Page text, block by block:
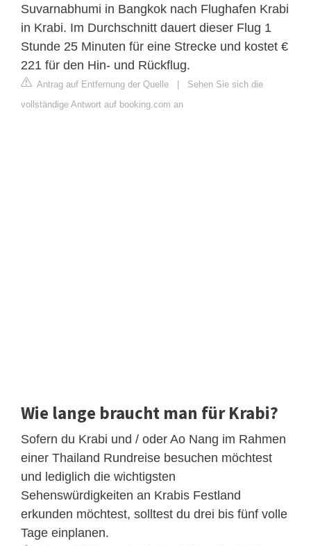
Suvarnabhumi in Bangkok nach Flughafen Krabi
in Krabi. Im Durchschnitt dauert dieser Flug 1
Stunde 25 Minuten für eine Strecke und kostet €
221 für den Hin- und Rückflug.
Antrag auf Entfernung der Quelle
Sehen Sie sich die
vollständige Antwort auf booking.com an
Wie lange braucht man für Krabi?
Sofern du Krabi und / oder Ao Nang im Rahmen
einer Thailand Rundreise besuchen möchtest
und lediglich die wichtigsten
Sehenswürdigkeiten an Krabis Festland
erkunden möchtest, solltest du drei bis fünf volle
Tage einplanen.